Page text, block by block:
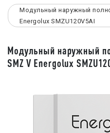
Модульный наружный
Energolux SMZU120V5AI
Модульный наружный
SMZ V Energolux